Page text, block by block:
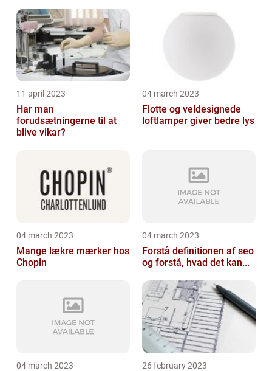
11 april 2023
Har man
forudsætningerne til at
blive vikar?
04 march 2023
Flotte og veldesignede
loftlamper giver bedre lys
04 march 2023
Mange lækre mærker hos
Chopin
04 march 2023
Forstå definitionen af seo
og forstå, hvad det kan...
04 march 2023 26 february 2023